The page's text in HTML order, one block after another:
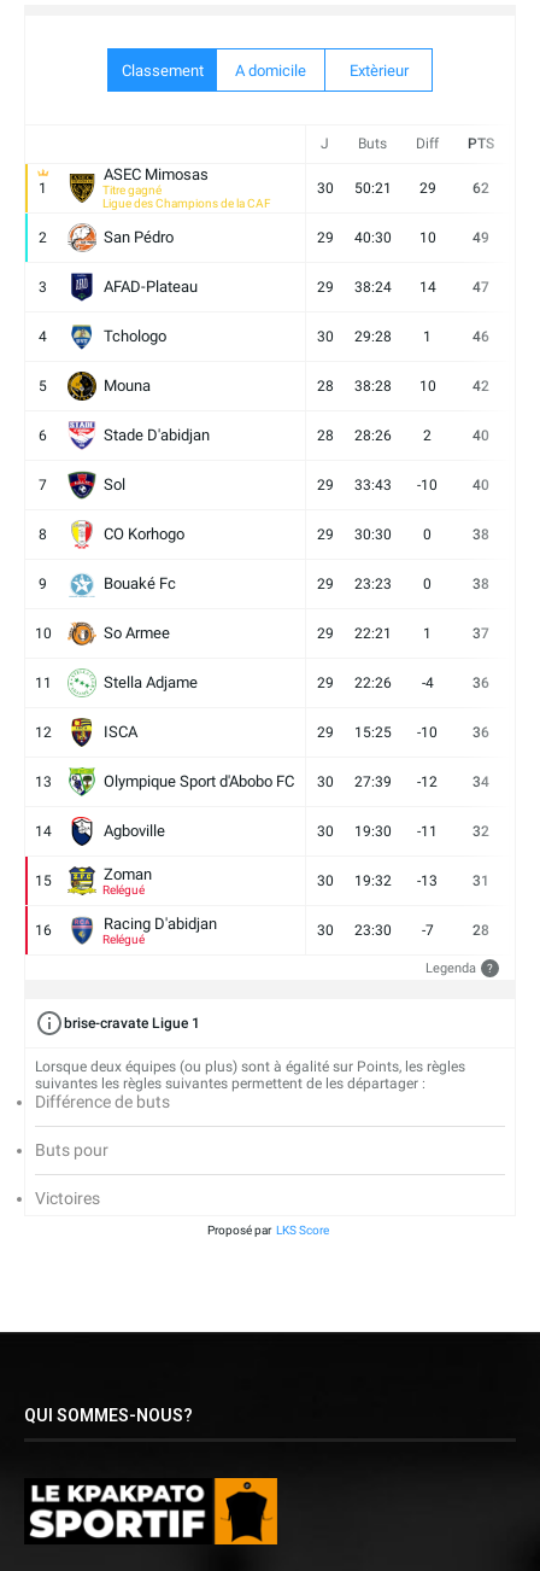
Classement A domicile Extèrieur
J Buts Diff PTS
1
ASEC Mimosas
Titre gagné
Ligue des Champions de la CAF
30 50:21 29 62
2 San Pédro 29 40:30 10 49
3 AFAD-Plateau 29 38:24 14 47
4 Tchologo 30 29:28 1 46
5 Mouna 28 38:28 10 42
6 Stade D'abidjan 28 28:26 2 40
7 Sol 29 33:43 -10 40
8 CO Korhogo 29 30:30 0 38
9 Bouaké Fc 29 23:23 0 38
10 So Armee 29 22:21 1 37
11 Stella Adjame 29 22:26 -4 36
12 ISCA 29 15:25 -10 36
13 Olympique Sport d'Abobo FC 30 27:39 -12 34
14 Agboville 30 19:30 -11 32
15 Zoman
Relégué
30 19:32 -13 31
16 Racing D'abidjan
Relégué
30 23:30 -7 28
Legenda ?
brise-cravate Ligue 1
Lorsque deux équipes (ou plus) sont à égalité sur Points, les règles
suivantes les règles suivantes permettent de les départager :
Différence de buts
Buts pour
Victoires
Proposé par LKS Score
QUI SOMMES-NOUS?